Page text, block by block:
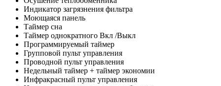
Индикатор загрязнения фильтра
Моющаяся панель
Таймер сна
Таймер однократного Вкл /Выкл
Программируемый таймер
Групповой пульт управления
Проводной пульт управления
Недельный таймер + таймер экономии
Инфракрасный пульт управления